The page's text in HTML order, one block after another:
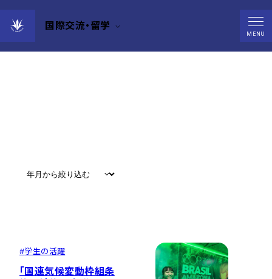
国際交流・留学
MENU
News
#学生の活躍
「国連気候変動枠組条